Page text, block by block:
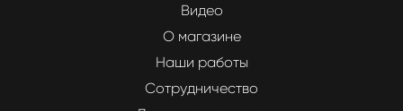
Видео
О магазине
Наши работы
Сотрудничество